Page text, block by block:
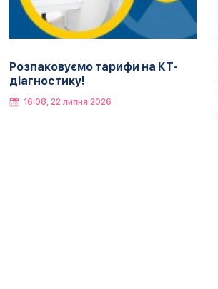
Розпаковуємо тарифи на КТ-
діагностику!
16:08, 22 липня 2026